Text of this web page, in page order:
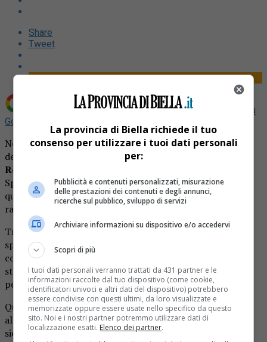
Share
Tweet
Aggiungi La Provincia di Biella come Fonte preferita su
Google
Nella mattina di ieri, 3 dicembre, Giornata Internazionale
delle persone con disabilità, il Presidente della Camera,
Roberto Fico
Special Olympics: è stato un momento emozionante, nel
quale gli atleti hanno parlato con il Presidente
raccontando i propri traguardi, non solo sportivi.
Tra gli atleti era presenteSimone Peronaper i meriti
sportivi raccolti in questi ultimi anni, in particolare nella
corsa (fra tutti i suoi successi, l’ultima grande impresa: è
stato il primo atleta italiano con disabilità intellettiva a
percorrere 120 km nell’ultramaratona di 24 ore).
Questo il messaggio inviato dall’onorevole Roberto Fico
alla delegazione di atleti: “Siete dei leader straordinari,
siete un esempio per tutta la nostra comunità. Noi come
La provincia di Biella richiede il tuo
consenso per utilizzare i tuoi dati personali
per:
Pubblicità e contenuti personalizzati, misurazione
delle prestazioni dei contenuti e degli annunci,
ricerche sul pubblico, sviluppo di servizi
Archiviare informazioni su dispositivo e/o accedervi
Scopri di più
I tuoi dati personali verranno trattati da 431 partner e le
informazioni raccolte dal tuo dispositivo (come cookie,
identificatori univoci e altri dati del dispositivo) potrebbero
essere condivise con questi ultimi, da loro visualizzate e
memorizzate oppure essere usate nello specifico da questo
sito. Noi e i nostri partner potremmo utilizzare dati di
localizzazione esatti. Elenco dei partner.